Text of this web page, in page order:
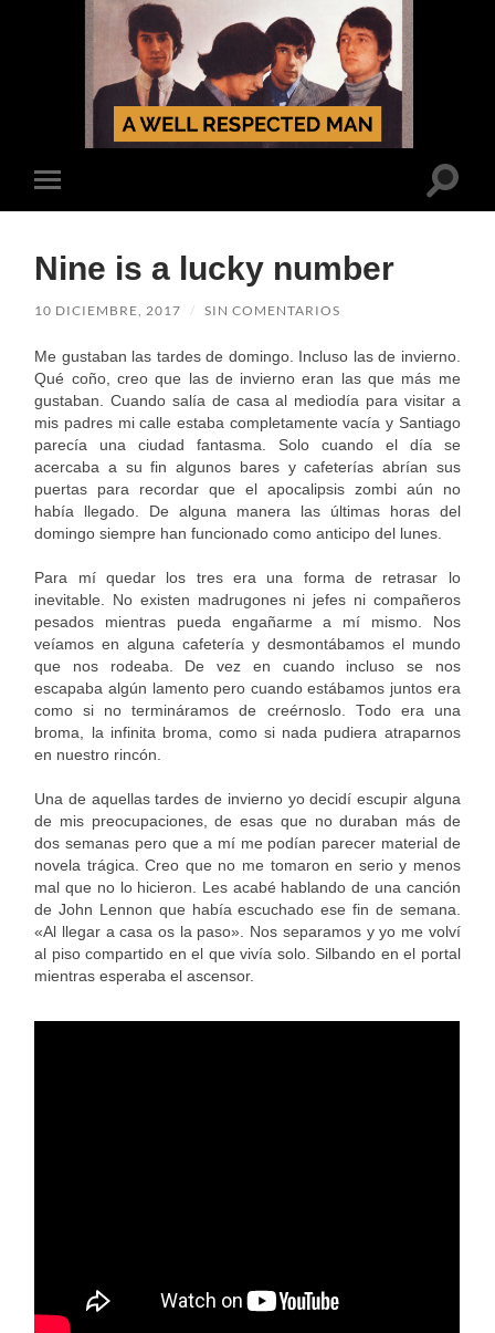
A Well Respected
Man
el
Nine is a lucky number
10 DICIEMBRE, 2017 / SIN COMENTARIOS
Me gustaban las tardes de domingo. Incluso las de invierno.
Qué coño, creo que las de invierno eran las que más me
gustaban. Cuando salía de casa al mediodía para visitar a
mis padres mi calle estaba completamente vacía y Santiago
parecía una ciudad fantasma. Solo cuando el día se
acercaba a su fin algunos bares y cafeterías abrían sus
puertas para recordar que el apocalipsis zombi aún no
había llegado. De alguna manera las últimas horas del
domingo siempre han funcionado como anticipo del lunes.
Para mí quedar los tres era una forma de retrasar lo
inevitable. No existen madrugones ni jefes ni compañeros
pesados mientras pueda engañarme a mí mismo. Nos
veíamos en alguna cafetería y desmontábamos el mundo
que nos rodeaba. De vez en cuando incluso se nos
escapaba algún lamento pero cuando estábamos juntos era
como si no termináramos de creérnoslo. Todo era una
broma, la infinita broma, como si nada pudiera atraparnos
en nuestro rincón.
Una de aquellas tardes de invierno yo decidí escupir alguna
de mis preocupaciones, de esas que no duraban más de
dos semanas pero que a mí me podían parecer material de
novela trágica. Creo que no me tomaron en serio y menos
mal que no lo hicieron. Les acabé hablando de una canción
de John Lennon que había escuchado ese fin de semana.
«Al llegar a casa os la paso». Nos separamos y yo me volví
al piso compartido en el que vivía solo. Silbando en el portal
mientras esperaba el ascensor.